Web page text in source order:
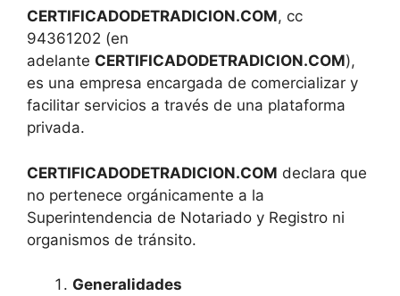
CERTIFICADODETRADICION.COM, cc
94361202 (en
adelante CERTIFICADODETRADICION.COM),
es una empresa encargada de comercializar y
facilitar servicios a través de una plataforma
privada.
CERTIFICADODETRADICION.COM declara que
no pertenece orgánicamente a la
Superintendencia de Notariado y Registro ni
organismos de tránsito.
Generalidades